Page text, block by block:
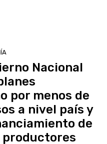
Nacional
por menos de
a nivel país y
de
productores